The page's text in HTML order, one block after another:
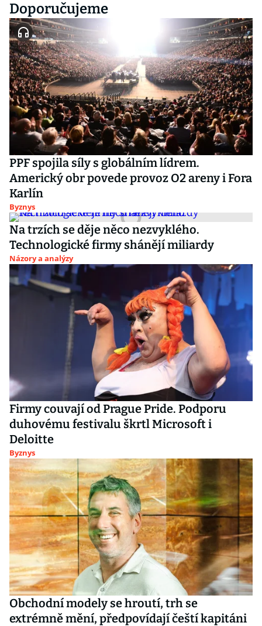
Doporučujeme
PPF spojila síly s globálním lídrem.
Americký obr povede provoz O2 areny i Fora
Karlín
Byznys
Na trzích se děje něco nezvyklého.
Technologické firmy shánějí miliardy
Názory a analýzy
Firmy couvají od Prague Pride. Podporu
duhovému festivalu škrtl Microsoft i
Deloitte
Byznys
Obchodní modely se hroutí, trh se
extrémně mění, předpovídají čeští kapitáni